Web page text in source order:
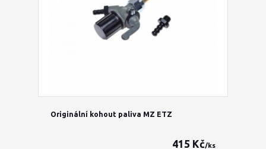
Originální kohout paliva MZ ETZ
415 Kč/ks